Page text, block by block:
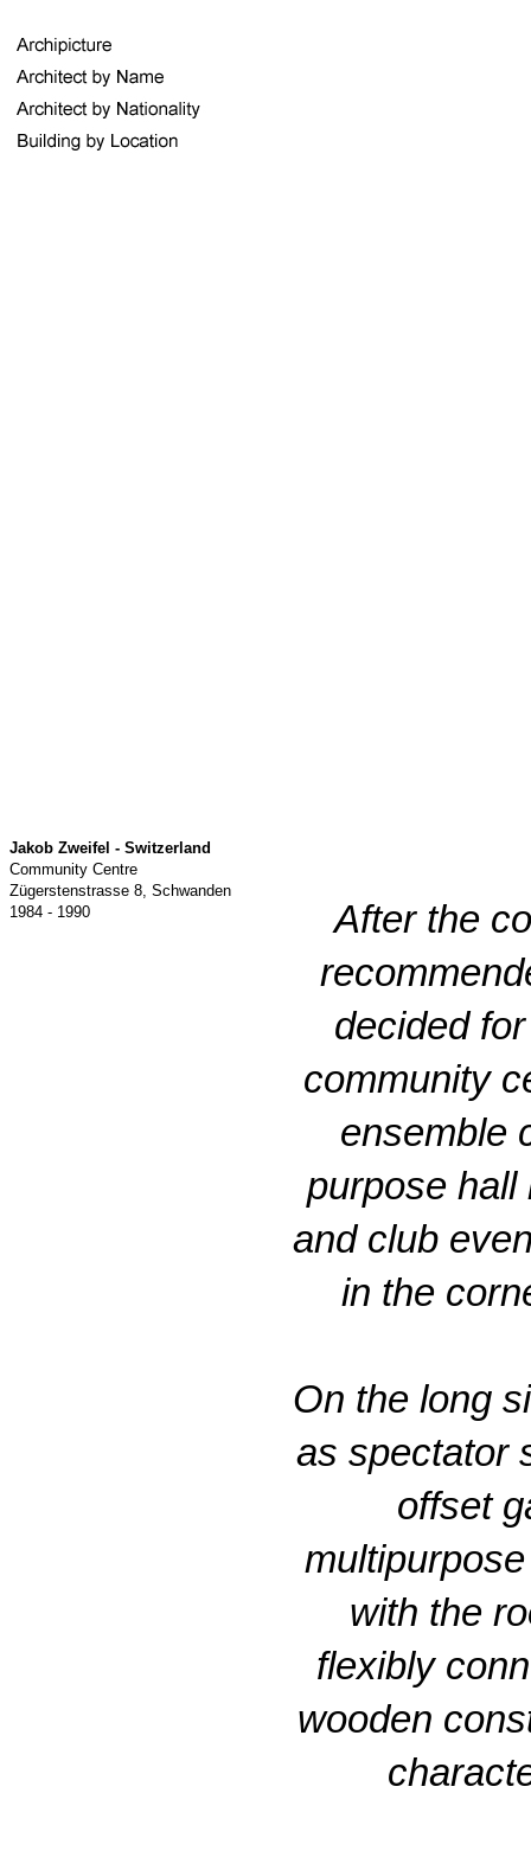
Jakob Zweifel - Switzerland
Community Centre
Zügerstenstrasse 8, Schwanden
1984 - 1990
After the
decided
community
ensemble
purpose hall
and club
in the
On the long
as spectator
offset
with the
flexibly
wooden